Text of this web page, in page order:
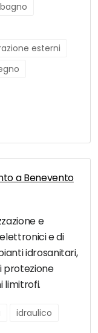
esterni
a Benevento
e
e di
idrosanitari,
protezione
limitrofi.
idraulico